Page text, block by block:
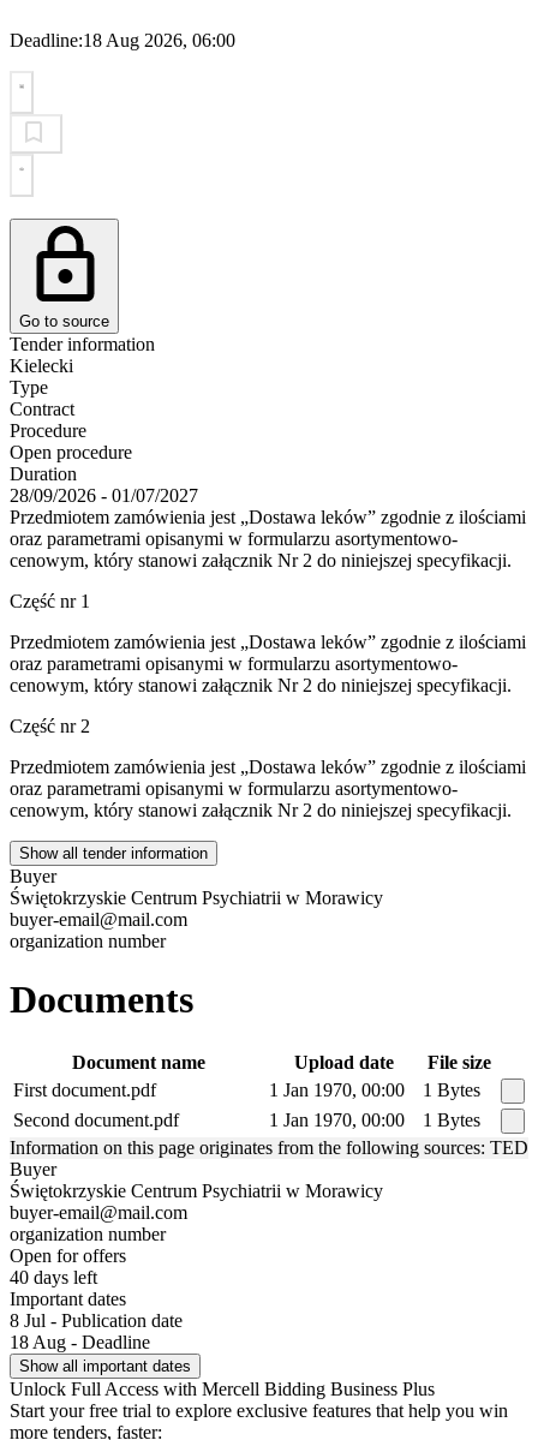
Deadline:18 Aug 2026, 06:00
Go to source
Tender information
Kielecki
Type
Contract
Procedure
Open procedure
Duration
28/09/2026 - 01/07/2027
Przedmiotem zamówienia jest „Dostawa leków” zgodnie z ilościami
oraz parametrami opisanymi w formularzu asortymentowo-
cenowym, który stanowi załącznik Nr 2 do niniejszej specyfikacji.
Część nr 1
Przedmiotem zamówienia jest „Dostawa leków” zgodnie z ilościami
oraz parametrami opisanymi w formularzu asortymentowo-
cenowym, który stanowi załącznik Nr 2 do niniejszej specyfikacji.
Część nr 2
Przedmiotem zamówienia jest „Dostawa leków” zgodnie z ilościami
oraz parametrami opisanymi w formularzu asortymentowo-
cenowym, który stanowi załącznik Nr 2 do niniejszej specyfikacji.
Show all tender information
Buyer
Świętokrzyskie Centrum Psychiatrii w Morawicy
buyer-email@mail.com
organization number
Documents
Document name Upload date
File size
First document.pdf
1 Jan 1970, 00:00
1 Bytes
Second document.pdf
1 Jan 1970, 00:00
1 Bytes
Information on this page originates from the following sources: TED
Buyer
Świętokrzyskie Centrum Psychiatrii w Morawicy
buyer-email@mail.com
organization number
Open for offers
40 days left
Important dates
8 Jul - Publication date
18 Aug - Deadline
Show all important dates
Unlock Full Access with Mercell Bidding Business Plus
Start your free trial to explore exclusive features that help you win
more tenders, faster: